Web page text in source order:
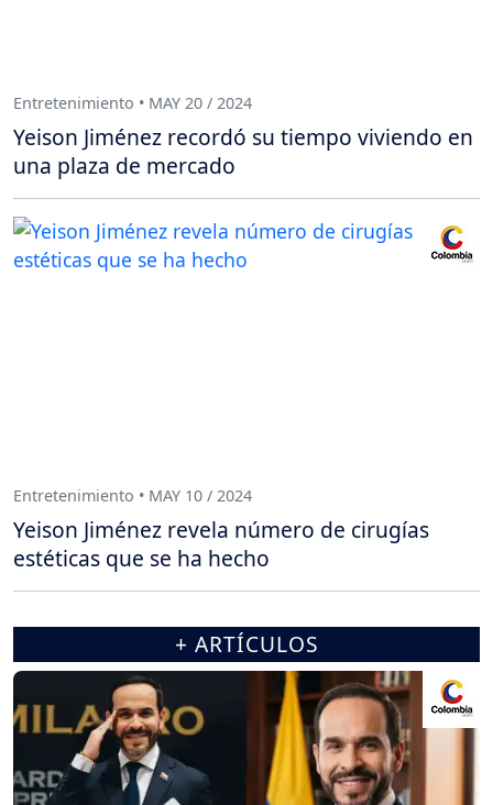
Entretenimiento • MAY 20 / 2024
Yeison Jiménez recordó su tiempo viviendo en
una plaza de mercado
Entretenimiento • MAY 10 / 2024
Yeison Jiménez revela número de cirugías
estéticas que se ha hecho
+ ARTÍCULOS